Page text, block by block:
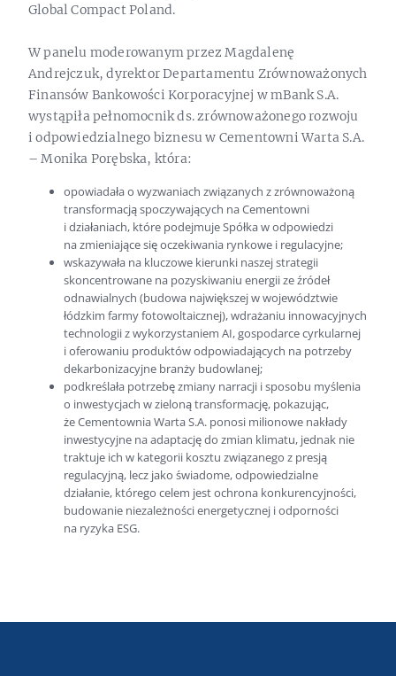
Global Compact Poland.
W panelu moderowanym przez Magdalenę
Andrejczuk, dyrektor Departamentu Zrównoważonych
Finansów Bankowości Korporacyjnej w mBank S.A.
wystąpiła pełnomocnik ds. zrównoważonego rozwoju
i odpowiedzialnego biznesu w Cementowni Warta S.A.
– Monika Porębska, która:
opowiadała o wyzwaniach związanych z zrównoważoną
transformacją spoczywających na Cementowni
i działaniach, które podejmuje Spółka w odpowiedzi
na zmieniające się oczekiwania rynkowe i regulacyjne;
wskazywała na kluczowe kierunki naszej strategii
skoncentrowane na pozyskiwaniu energii ze źródeł
odnawialnych (budowa największej w województwie
łódzkim farmy fotowoltaicznej), wdrażaniu innowacyjnych
technologii z wykorzystaniem AI, gospodarce cyrkularnej
i oferowaniu produktów odpowiadających na potrzeby
dekarbonizacyjne branży budowlanej;
podkreślała potrzebę zmiany narracji i sposobu myślenia
o inwestycjach w zieloną transformację, pokazując,
że Cementownia Warta S.A. ponosi milionowe nakłady
inwestycyjne na adaptację do zmian klimatu, jednak nie
traktuje ich w kategorii kosztu związanego z presją
regulacyjną, lecz jako świadome, odpowiedzialne
działanie, którego celem jest ochrona konkurencyjności,
budowanie niezależności energetycznej i odporności
na ryzyka ESG.